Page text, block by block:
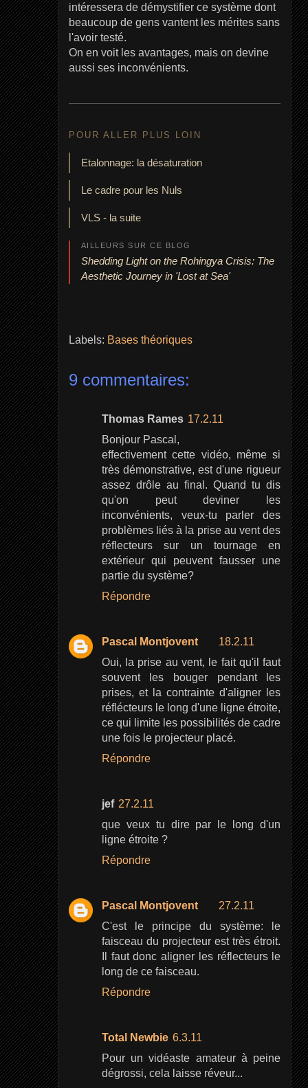
intéressera de démystifier ce système dont
beaucoup de gens vantent les mérites sans
l'avoir testé.
On en voit les avantages, mais on devine
aussi ses inconvénients.
POUR ALLER PLUS LOIN
Etalonnage: la désaturation
Le cadre pour les Nuls
VLS - la suite
AILLEURS SUR CE BLOG
Shedding Light on the Rohingya Crisis: The
Aesthetic Journey in 'Lost at Sea'
Labels: Bases théoriques
9 commentaires:
Thomas Rames 17.2.11
Bonjour Pascal,
effectivement cette vidéo, même si
très démonstrative, est d'une rigueur
assez drôle au final. Quand tu dis
qu'on peut deviner les
inconvénients, veux-tu parler des
problèmes liés à la prise au vent des
réflecteurs sur un tournage en
extérieur qui peuvent fausser une
partie du système?
Répondre
Pascal Montjovent
18.2.11
Oui, la prise au vent, le fait qu'il faut
souvent les bouger pendant les
prises, et la contrainte d'aligner les
réflécteurs le long d'une ligne étroite,
ce qui limite les possibilités de cadre
une fois le projecteur placé.
Répondre
jef 27.2.11
que veux tu dire par le long d'un
ligne étroite ?
Répondre
Pascal Montjovent
27.2.11
C'est le principe du système: le
faisceau du projecteur est très étroit.
Il faut donc aligner les réflecteurs le
long de ce faisceau.
Répondre
Total Newbie 6.3.11
Pour un vidéaste amateur à peine
dégrossi, cela laisse réveur...